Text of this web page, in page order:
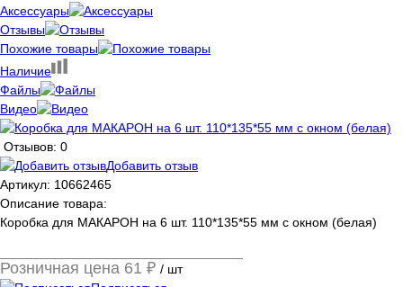
Аксессуары
Отзывы
Похожие товары
Наличие
Файлы
Видео
Отзывов: 0
Добавить отзыв
Артикул: 10662465
Описание товара:
Коробка для МАКАРОН на 6 шт. 110*135*55 мм с окном (белая)
Розничная цена 61 ₽ / шт